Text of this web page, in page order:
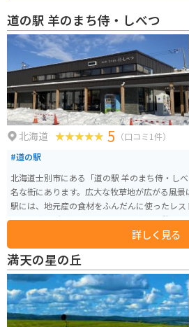
道の駅 羊のまち侍・しべつ
北海道 5 （口コミ1件）
#道の駅
北海道士別市にある「道の駅 羊のまち侍・し
名な街にあります。広大な牧草地が広がる風景は
駅には、地元産の食材をふんだんに使ったレ
売する直売所があり、ドライブ途中の休憩に
別産の羊肉を使ったジンギスカン。臭みが少な
わいが楽しめます。また、ソフトクリームや
バイクで訪れる際は、広々とした駐車場がある
は、羊と触れ合える観光牧場や、雄大な自然を
見どころもたくさんあります。士別市街地に
実しているので、ツーリングの拠点としてもお
詳しく見る
満天の星の丘